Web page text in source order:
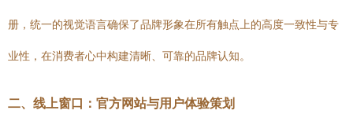
册，统一的视觉语言确保了品牌形象在所有触点上的高度一致性与专
业性，在消费者心中构建清晰、可靠的品牌认知。
二、线上窗口：官方网站与用户体验策划